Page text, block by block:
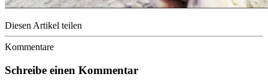
Diesen Artikel teilen
Kommentare
Schreibe einen Kommentar